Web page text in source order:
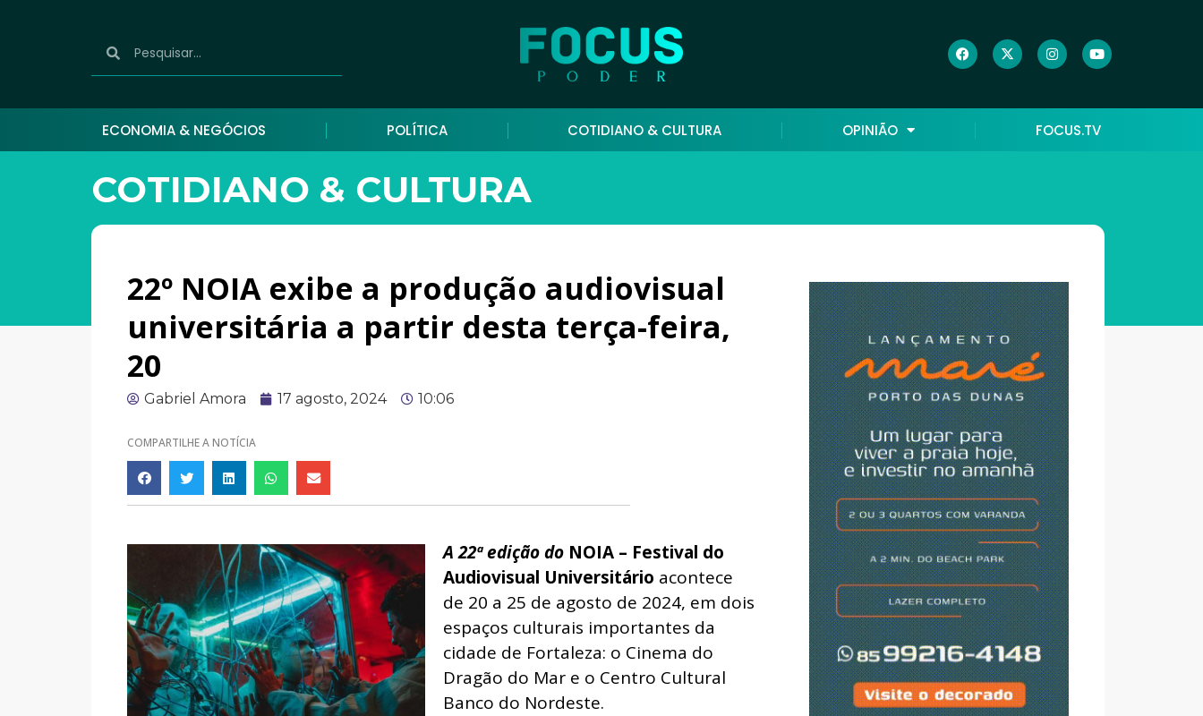
ECONOMIA & NEGÓCIOS POLÍTICA COTIDIANO & CULTURA OPINIÃO FOCUS.TV
COTIDIANO & CULTURA
22º NOIA exibe a produção audiovisual
universitária a partir desta terça-feira,
20
Gabriel Amora 17 agosto, 2024 10:06
COMPARTILHE A NOTÍCIA
A 22ª edição do NOIA – Festival do
Audiovisual Universitário acontece
de 20 a 25 de agosto de 2024, em dois
espaços culturais importantes da
cidade de Fortaleza: o Cinema do
Dragão do Mar e o Centro Cultural
Banco do Nordeste.